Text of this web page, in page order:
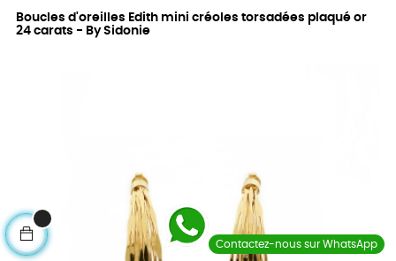
Boucles d'oreilles Edith mini créoles torsadées plaqué or
24 carats - By Sidonie
Contactez-nous sur WhatsApp